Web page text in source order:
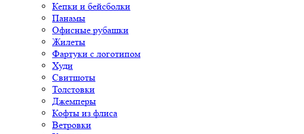
Кепки и бейсболки
Панамы
Офисные рубашки
Жилеты
Фартуки с логотипом
Худи
Свитшоты
Толстовки
Джемперы
Кофты из флиса
Ветровки